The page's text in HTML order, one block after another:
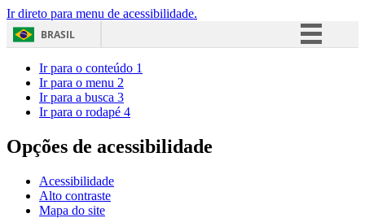
Ir direto para menu de acessibilidade.
BRASIL
Acesso à informação
Ir para o conteúdo 1
Ir para o menu 2
Ir para a busca 3
Ir para o rodapé 4
Opções de acessibilidade
Acessibilidade
Alto contraste
Mapa do site